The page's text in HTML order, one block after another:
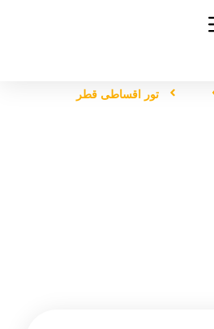
تور اقساطی قطر